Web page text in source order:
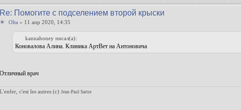
Re: Помогите с подселением второй крыски
Olta » 11 апр 2020, 14:35
kannahoney писал(а):
Коновалова Алина. Клиника АртВет на Антоновича